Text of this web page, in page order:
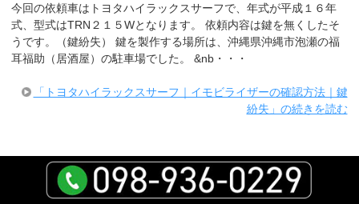
今回の依頼車はトヨタハイラックスサーフで、年式が平成１６年
式、型式はTRN２１５Wとなります。 依頼内容は鍵を無くしたそ
うです。（鍵紛失） 鍵を製作する場所は、沖縄県沖縄市泡瀬の福
耳福助（居酒屋）の駐車場でした。 &nb・・・
「トヨタハイラックスサーフ｜イモビライザーの確認方法｜鍵
紛失」の続きを読む
カローラフィールダー｜イモビライザー追加登録
このページの先頭へ